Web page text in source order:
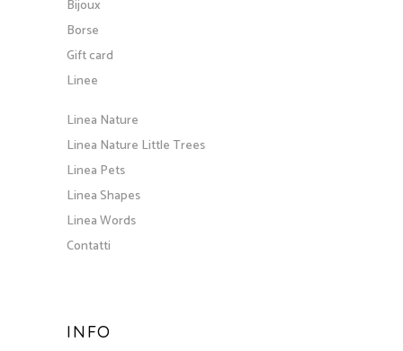
Bijoux
Borse
Gift card
Linee
Linea Nature
Linea Nature Little Trees
Linea Pets
Linea Shapes
Linea Words
Contatti
INFO